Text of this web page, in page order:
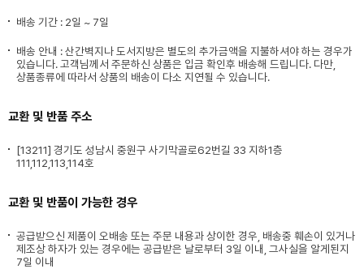
배송 기간 : 2일 ~ 7일
배송 안내 : 산간벽지나 도서지방은 별도의 추가금액을 지불하셔야 하는 경우가
있습니다. 고객님께서 주문하신 상품은 입금 확인후 배송해 드립니다. 다만,
상품종류에 따라서 상품의 배송이 다소 지연될 수 있습니다.
교환 및 반품 주소
[13211] 경기도 성남시 중원구 사기막골로62번길 33 지하1층
111,112,113,114호
교환 및 반품이 가능한 경우
공급받으신 제품이 오배송 또는 주문 내용과 상이한 경우, 배송중 훼손이 있거나
제조상 하자가 있는 경우에는 공급받은 날로부터 3일 이내, 그사실을 알게된지
7일 이내